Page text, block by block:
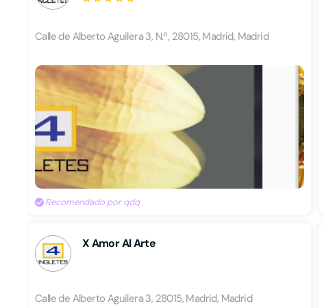
Calle de Alberto Aguilera 3, N.º, 28015, Madrid, Madrid
Recomendado por qdq
X Amor Al Arte
Calle de Alberto Aguilera 3, 28015, Madrid, Madrid